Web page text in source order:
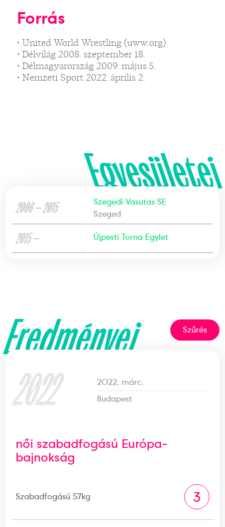
Forrás
• United World Wrestling (uww.org)
• Délvilág 2008. szeptember 18.
• Délmagyarország 2009. május 5.
• Nemzeti Sport 2022. április 2.
Egyesületei
2006 — 2015
Szegedi Vasutas SE
Szeged
2015 — Újpesti Torna Egylet
Eredményei Szűrés
2022
2022. márc.
Budapest
női szabadfogású Európa-
bajnokság
Szabadfogású 57kg 3